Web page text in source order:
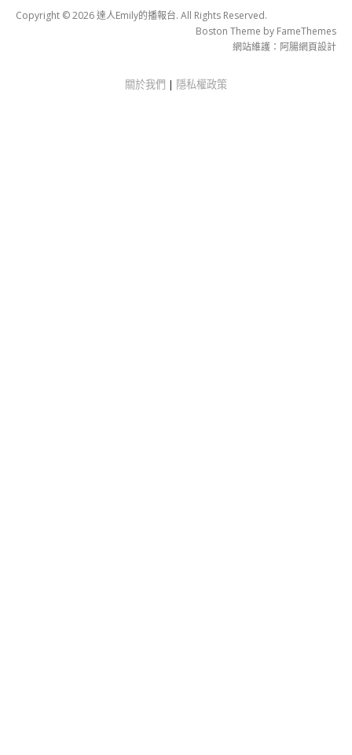
Copyright © 2026 達人Emily的播報台. All Rights Reserved.
Boston Theme by FameThemes
網站維護： 阿腸網頁設計
關於我們 | 隱私權政策